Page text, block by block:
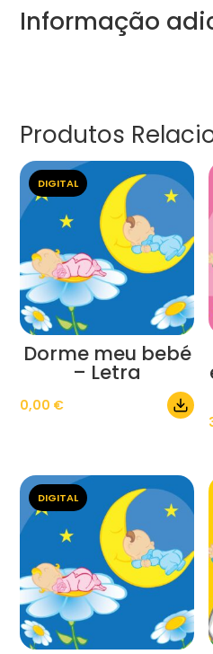
Informação
Produtos
DIGITAL
Dorme meu bebé
– Letra
0,00 €
DIGITAL